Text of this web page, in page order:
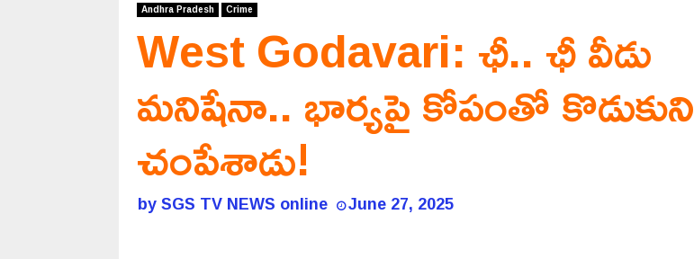
Andhra Pradesh Crime
West Godavari: ఛీ.. ఛీ వీడు
మనిషేనా.. భార్యపై కోపంతో కొడుకుని
చంపేశాడు!
bySGS TV NEWS online June 27, 2025